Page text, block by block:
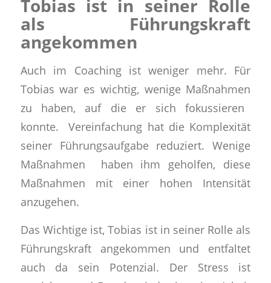
Tobias ist in seiner Rolle
als Führungskraft
angekommen
Auch im Coaching ist weniger mehr. Für
Tobias war es wichtig, wenige Maßnahmen
zu haben, auf die er sich fokussieren
konnte.
Vereinfachung hat die Komplexität
seiner Führungsaufgabe reduziert. Wenige
Maßnahmen
haben ihm geholfen, diese
Maßnahmen mit einer hohen Intensität
anzugehen.
Das Wichtige ist,Tobias ist in seiner Rolle als
Führungskraft angekommen und entfaltet
auch da sein Potenzial. Der Stress ist